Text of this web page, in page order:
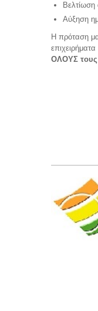
Αύξηση
Η πρόταση
ΟΛΟΥΣ τους